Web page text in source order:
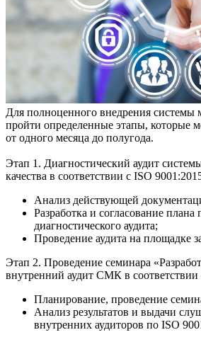
Для полноценного внедрения
пройти определенные этапы, которые
от одного месяца до полугода.
Этап 1. Диагностический аудит
качества в соответствии с ISO
Анализ действующей
Разработка и согласование плана
диагностического аудита;
Проведение аудита на площадке
Этап 2. Проведение семинара
внутренний аудит СМК в
Планирование, проведение
Анализ результатов и выдачи
внутренних аудиторов по ISO